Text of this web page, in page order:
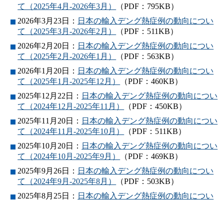
て（2025年4月‐2026年3月）
（PDF：795KB）
2026年3月23日： 日本の輸入デング熱症例の動向につい
て（2025年3月‐2026年2月）
（PDF：511KB）
2026年2月20日： 日本の輸入デング熱症例の動向につい
て（2025年2月‐2026年1月）
（PDF：563KB）
2026年1月20日： 日本の輸入デング熱症例の動向につい
て（2025年1月‐2025年12月）
（PDF：460KB）
2025年12月22日： 日本の輸入デング熱症例の動向につい
て（2024年12月‐2025年11月）
（PDF：450KB）
2025年11月20日： 日本の輸入デング熱症例の動向につい
て（2024年11月‐2025年10月）
（PDF：511KB）
2025年10月20日： 日本の輸入デング熱症例の動向につい
て（2024年10月‐2025年9月）
（PDF：469KB）
2025年9月26日： 日本の輸入デング熱症例の動向につい
て（2024年9月‐2025年8月）
（PDF：503KB）
2025年8月25日： 日本の輸入デング熱症例の動向につい